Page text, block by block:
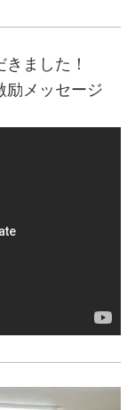
ました！
メッセージ